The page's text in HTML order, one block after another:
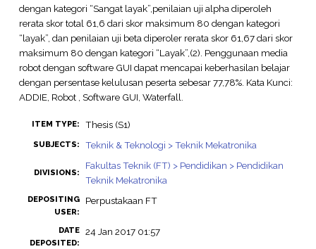
dengan kategori “Sangat layak”,penilaian uji alpha diperoleh
rerata skor total 61,6 dari skor maksimum 80 dengan kategori
“layak”, dan penilaian uji beta diperoler rerata skor 61,67 dari skor
maksimum 80 dengan kategori “Layak”,(2). Penggunaan media
robot dengan software GUI dapat mencapai keberhasilan belajar
dengan persentase kelulusan peserta sebesar 77,78%. Kata Kunci:
ADDIE, Robot , Software GUI, Waterfall.
ITEM TYPE: Thesis (S1)
SUBJECTS: Teknik & Teknologi > Teknik Mekatronika
DIVISIONS:
Fakultas Teknik (FT) > Pendidikan > Pendidikan
Teknik Mekatronika
DEPOSITING
USER:
Perpustakaan FT
DATE
DEPOSITED:
24 Jan 2017 01:57